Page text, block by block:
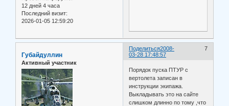
12 дней 4 часа
Последний визит:
2026-01-05 12:59:20
Поделиться 7
2008-
03-28 17:48:57
Губайдуллин
Активный участник
Порядок пуска ПТУР с
вертолета записан в
инструкции экипажа.
Выкладывать это на сайте
слишком длинно по тому ,что